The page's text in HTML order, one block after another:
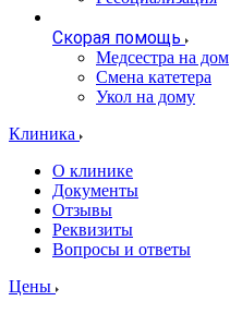
Скорая помощь
Медсестра на дом
Смена катетера
Укол на дому
Клиника
О клинике
Документы
Отзывы
Реквизиты
Вопросы и ответы
Цены